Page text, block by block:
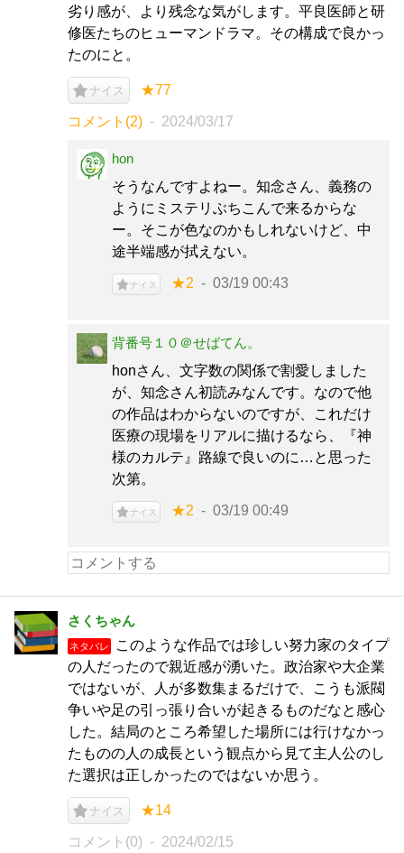
劣り感が、より残念な気がします。平良医師と研
修医たちのヒューマンドラマ。その構成で良かっ
たのにと。
ナイス ★77
コメント(2) 2024/03/17
hon
そうなんですよねー。知念さん、義務の
ようにミステリぶちこんで来るからな
ー。そこが色なのかもしれないけど、中
途半端感が拭えない。
ナイス ★2 03/19 00:43
背番号１０＠せばてん。
honさん、文字数の関係で割愛しました
が、知念さん初読みなんです。なので他
の作品はわからないのですが、これだけ
医療の現場をリアルに描けるなら、『神
様のカルテ』路線で良いのに…と思った
次第。
ナイス ★2 03/19 00:49
さくちゃん
ネタバレ
このような作品では珍しい努力家のタイプ
の人だったので親近感が湧いた。政治家や大企業
ではないが、人が多数集まるだけで、こうも派閥
争いや足の引っ張り合いが起きるものだなと感心
した。結局のところ希望した場所には行けなかっ
たものの人の成長という観点から見て主人公のし
た選択は正しかったのではないか思う。
ナイス ★14
コメント(0) 2024/02/15